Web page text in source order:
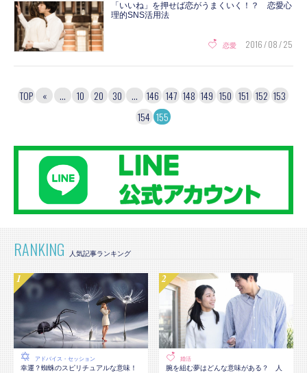
「いいね」を押せば恋がうまくいく！？ 恋愛心
理的SNS活用法
恋愛 2016 / 08 / 25
TOP « ... 10 20 30 ... 146 147 148 149 150 151 152 153
154 155
RANKING
アドバイス・セッション
幸運？蜘蛛のスピリチュアルな意味！
婚活
腕を組む夢はどんな意味がある？ 人